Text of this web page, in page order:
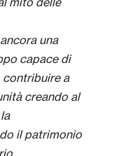
una
capace di
contribuire a
creando al
il patrimonio